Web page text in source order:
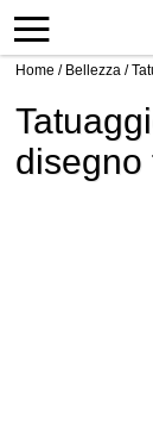
Home / Bellezza /
disegno